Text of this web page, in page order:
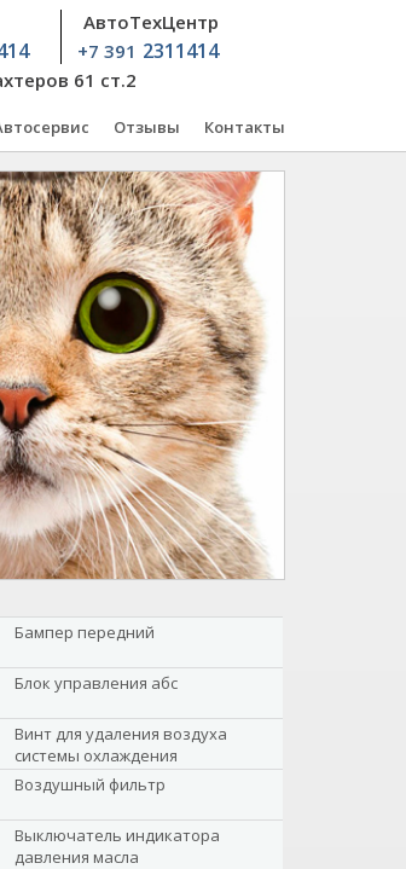
АвтоТехЦентр
+7 391 2311414
61 ст.2
Отзывы Контакты
Бампер передний
Блок управления абс
Винт для удаления воздуха
системы охлаждения
Воздушный фильтр
Выключатель индикатора
давления масла